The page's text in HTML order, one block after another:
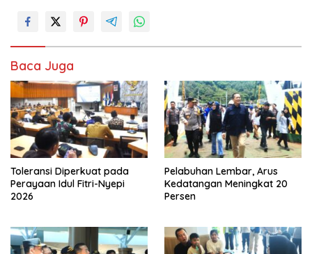
Baca Juga
Toleransi Diperkuat pada
Perayaan Idul Fitri-Nyepi
2026
Pelabuhan Lembar, Arus
Kedatangan Meningkat 20
Persen